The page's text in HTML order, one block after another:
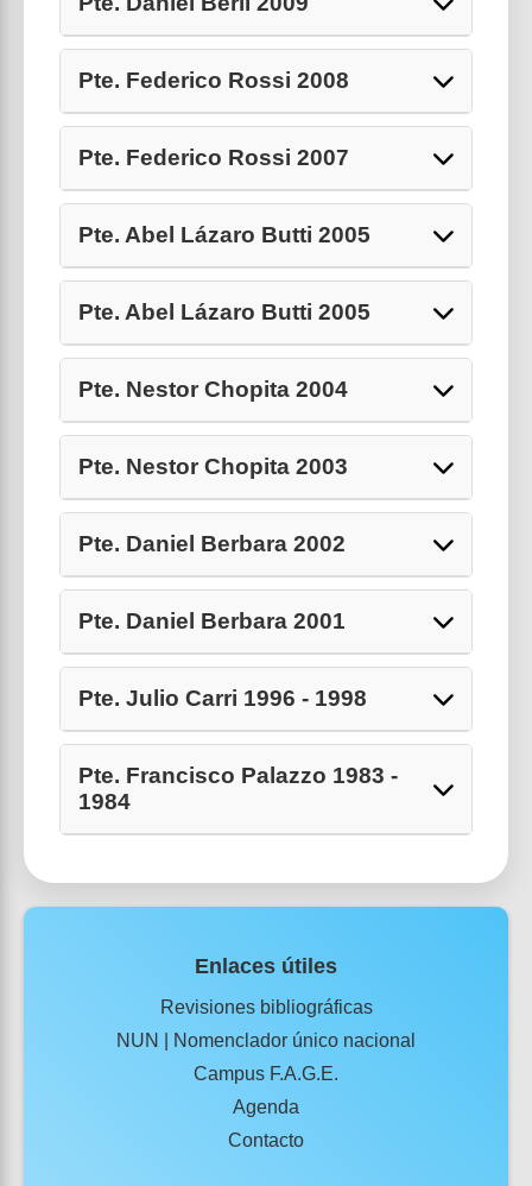
Pte. Federico Rossi 2008
Pte. Federico Rossi 2007
Pte. Abel Lázaro Butti 2005
Pte. Abel Lázaro Butti 2005
Pte. Nestor Chopita 2004
Pte. Nestor Chopita 2003
Pte. Daniel Berbara 2002
Pte. Daniel Berbara 2001
Pte. Julio Carri 1996 - 1998
Pte. Francisco Palazzo 1983 -
1984
Enlaces útiles
Revisiones bibliográficas
NUN | Nomenclador único nacional
Campus F.A.G.E.
Agenda
Contacto